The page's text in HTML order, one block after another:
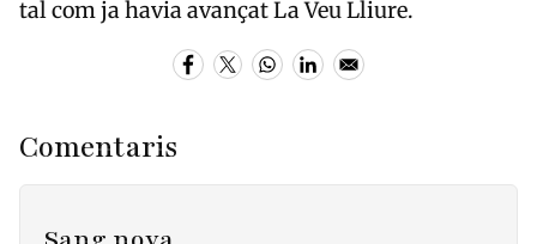
tal com ja havia avançat La Veu Lliure.
Comentaris